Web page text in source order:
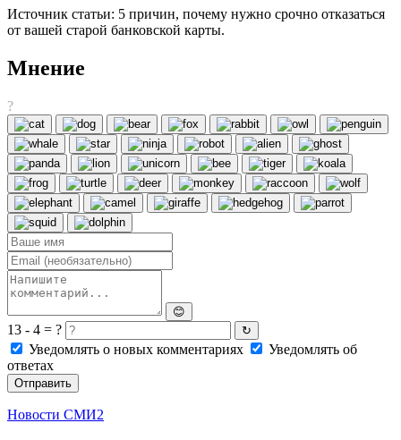
Источник статьи: 5 причин, почему нужно срочно отказаться
от вашей старой банковской карты.
Мнение
?
😊
13 - 4 = ? ↻
Уведомлять о новых комментариях
Уведомлять об
ответах
Отправить
Новости СМИ2